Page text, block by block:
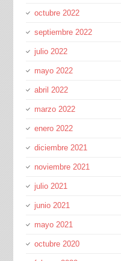
octubre 2022
septiembre 2022
julio 2022
mayo 2022
abril 2022
marzo 2022
enero 2022
diciembre 2021
noviembre 2021
julio 2021
junio 2021
mayo 2021
octubre 2020